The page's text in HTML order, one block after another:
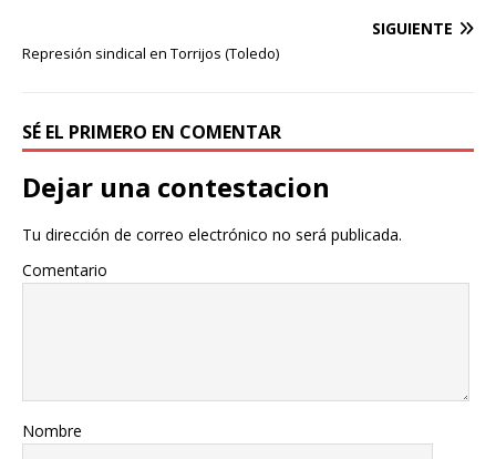
SIGUIENTE
Represión sindical en Torrijos (Toledo)
SÉ EL PRIMERO EN COMENTAR
Dejar una contestacion
Tu dirección de correo electrónico no será publicada.
Comentario
Nombre